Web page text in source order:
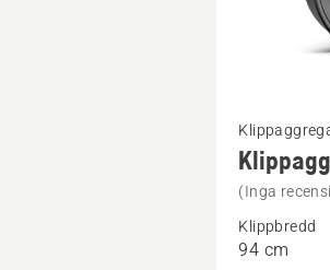
mer
information
om
(Inga
Klippbredd
94 cm